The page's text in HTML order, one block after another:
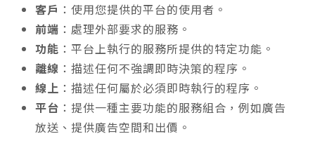
客戶 ：使用您提供的平台的使用者。
前端 ：處理外部要求的服務。
功能 ：平台上執行的服務所提供的特定功能。
離線 ：描述任何不強調即時決策的程序。
線上 ：描述任何屬於必須即時執行的程序。
平台 ：提供一種主要功能的服務組合，例如廣告
放送、提供廣告空間和出價。